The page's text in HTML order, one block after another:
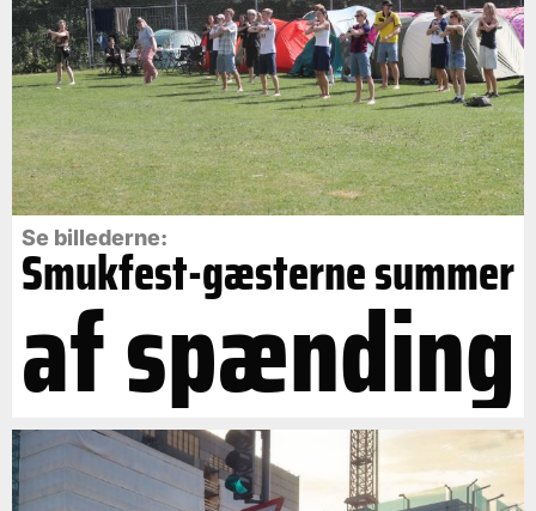
Se billederne:
Smukfest-gæsterne summer
af spænding